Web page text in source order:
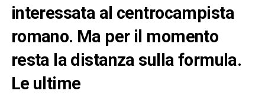
interessata al centrocampista
romano. Ma per il momento
resta la distanza sulla formula.
Le ultime